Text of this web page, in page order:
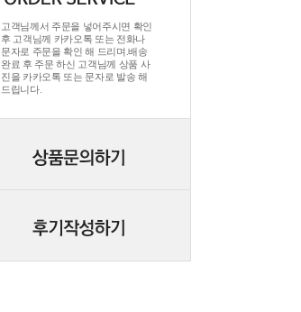
고객님께서 주문을 넣어주시면 확인
후 고객님께 카카오톡 또는 전화나
문자로 주문을 확인 해 드리며.배송
완료 후 주문 하신 고객님께 상품 사
진을 카카오톡 또는 문자로 발송 해
드립니다.